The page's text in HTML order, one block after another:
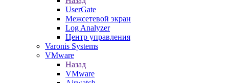
UserGate
Межсетевой экран
Log Analyzer
Центр управления
Varonis Systems
VMware
Назад
VMware